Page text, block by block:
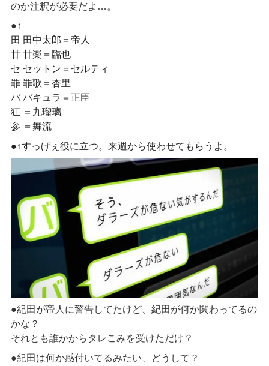
のか注釈が必要だよ…。
●↑
田 田中太郎＝帝人
甘 甘楽＝臨也
セ セットン＝セルティ
罪 罪歌＝杏里
バ バキュラ＝正臣
狂 ＝九瑠璃
参 ＝舞流
●↑すっげぇ役に立つ。来週から使わせてもらうよ。
●紀田が帝人に警告してたけど、紀田が何か関わってるの
かな？
それとも誰かからタレこみを受けただけ？
●紀田は何か感付いてるみたい、どうして？